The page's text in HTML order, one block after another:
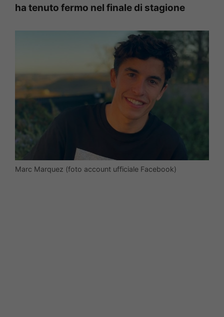
ha tenuto fermo nel finale di stagione
Marc Marquez (foto account ufficiale Facebook)